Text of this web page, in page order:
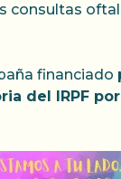
consultas
financiado
del IRPF